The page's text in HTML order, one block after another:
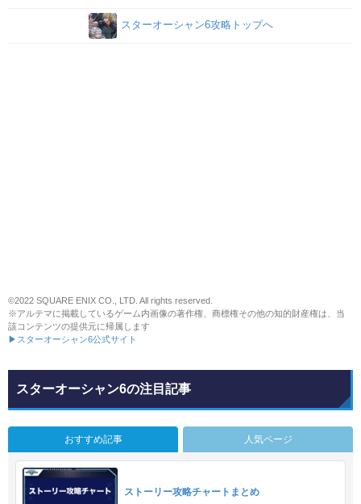
スターオーシャン6攻略トップへ
©2022 SQUARE ENIX CO., LTD. All rights reserved.
※アルテマに掲載しているゲーム内画像の著作権、商標権その他の知的財産権は、当
該コンテンツの提供元に帰属します
▶スターオーシャン6公式サイト
スターオーシャン6の注目記事
おすすめ記事 人気ページ
ストーリー攻略チャートまとめ